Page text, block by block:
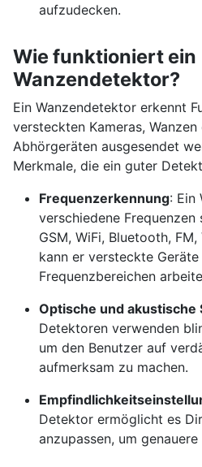
aufzudecken.
Wie funktioniert ein
Wanzendetektor?
Ein Wanzendetektor erkennt
versteckten Kameras,
Abhörgeräten ausgesendet
Merkmale, die ein guter
Frequenzerkennung: Ein
verschiedene Frequenzen
GSM, WiFi, Bluetooth,
kann er versteckte
Frequenzbereichen
Optische und akustische
Detektoren verwenden
um den Benutzer auf
aufmerksam zu machen.
Detektor ermöglicht es
anzupassen, um